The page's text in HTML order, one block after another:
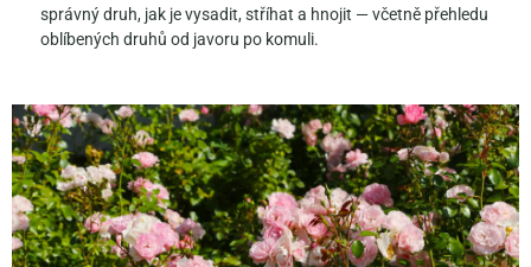
správný druh, jak je vysadit, stříhat a hnojit — včetně přehledu
oblíbených druhů od javoru po komuli.